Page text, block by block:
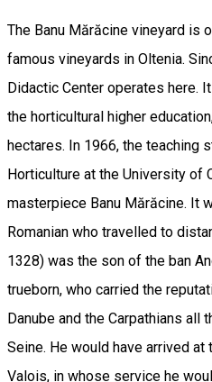
The Banu Mărăcine vineyard is
famous vineyards in Oltenia.
Didactic Center operates here.
the horticultural higher
hectares. In 1966, the teaching
Horticulture at the University of
masterpiece Banu Mărăcine. It
Romanian who travelled to
1328) was the son of the ban
trueborn, who carried the
Danube and the Carpathians
Seine. He would have arrived
Valois, in whose service he